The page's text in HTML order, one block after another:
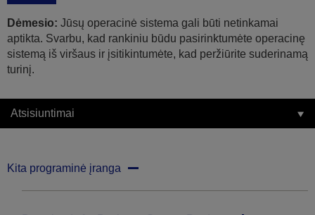
Dėmesio: Jūsų operacinė sistema gali būti netinkamai
aptikta. Svarbu, kad rankiniu būdu pasirinktumėte operacinę
sistemą iš viršaus ir įsitikintumėte, kad peržiūrite suderinamą
turinį.
Atsisiuntimai
Kita programinė įranga